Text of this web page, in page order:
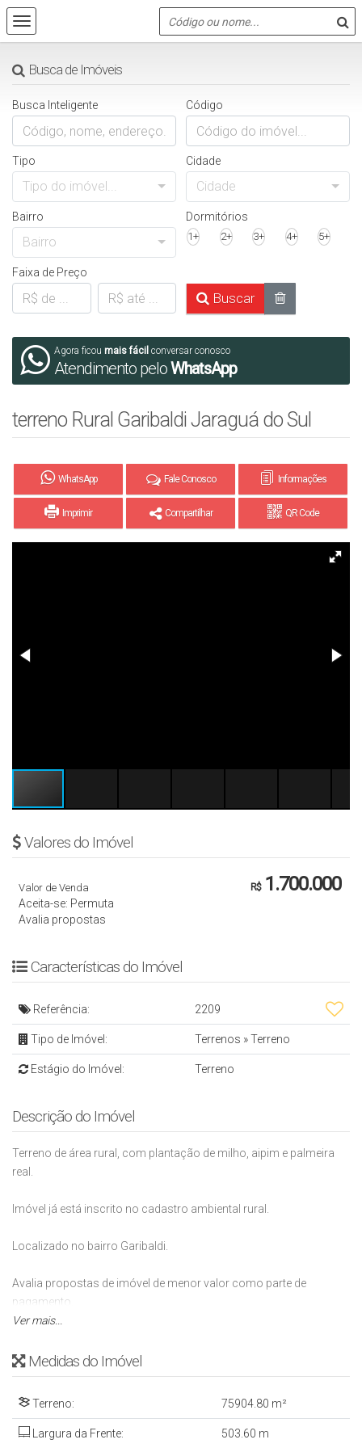
Busca de Imóveis
Busca Inteligente Código
Tipo
Tipo do imóvel...
Cidade
Cidade
Bairro
Bairro
Dormitórios
1+ 2+ 3+ 4+ 5+
Faixa de Preço
Buscar
Agora ficou mais fácil conversar conosco
Atendimento peloWhatsApp
terreno Rural Garibaldi Jaraguá do Sul
WhatsApp Fale Conosco Informações
Imprimir Compartilhar QR Code
Valores do Imóvel
R$1.700.000
Valor de Venda
Aceita-se: Permuta
Avalia propostas
Características do Imóvel
Referência: 2209
Tipo de Imóvel: Terrenos »Terreno
Estágio do Imóvel: Terreno
Descrição do Imóvel
Terreno de área rural, com plantação de milho, aipim e palmeira
real.
Imóvel já está inscrito no cadastro ambiental rural.
Localizado no bairro Garibaldi.
Avalia propostas de imóvel de menor valor como parte de
pagamento.
Ver mais...
Medidas do Imóvel
Terreno: 75904.80 m²
Largura da Frente: 503.60 m